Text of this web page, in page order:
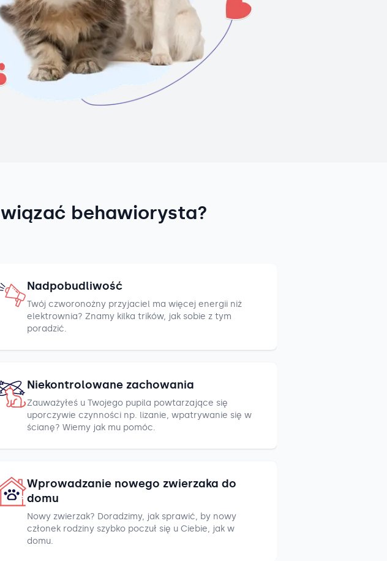
behawiorysta?
Nadpobudliwość
Twój czworonożny przyjaciel ma więcej energii niż
elektrownia? Znamy kilka trików, jak sobie z tym
poradzić.
Niekontrolowane zachowania
Zauważyłeś u Twojego pupila powtarzające się
uporczywie czynności np. lizanie, wpatrywanie się w
ścianę? Wiemy jak mu pomóc.
Wprowadzanie nowego zwierzaka do
domu
Nowy zwierzak? Doradzimy, jak sprawić, by nowy
członek rodziny szybko poczuł się u Ciebie, jak w
domu.